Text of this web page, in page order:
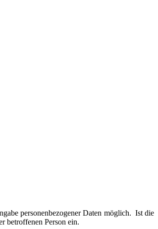
personenbezogener Daten möglich. Ist die
betroffenen Person ein.